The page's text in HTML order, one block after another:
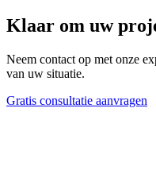
Klaar om uw
Neem contact op met onze
van uw situatie.
Gratis consultatie aanvragen